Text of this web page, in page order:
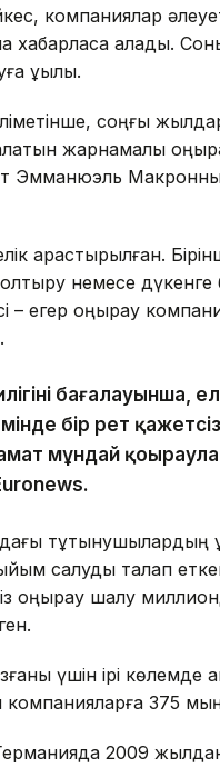
компаниялар
хабарласа алады.
құқылы.
соңғы
жарнамалық
Эмманюэль
қарастырылған.
немесе дүкенге
– егер қоңырау
бір рет
мұндай
тұтынушылардың
салуды талап
қоңырау шалу
үшін ірі көлемде
компанияларға 375
2009